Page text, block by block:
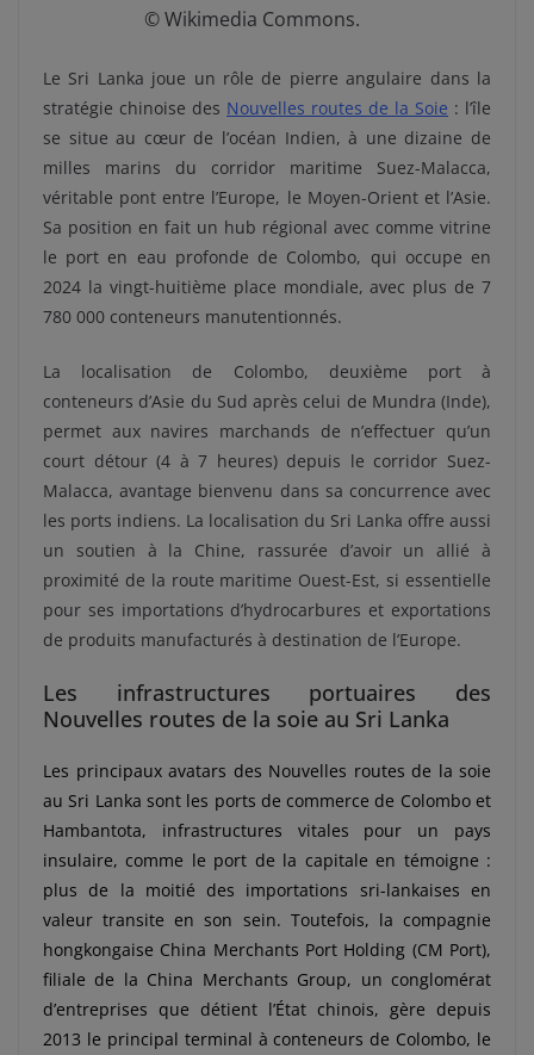
© Wikimedia Commons.
Le Sri Lanka joue un rôle de pierre angulaire dans la
stratégie chinoise des Nouvelles routes de la Soie : l’île
se situe au cœur de l’océan Indien, à une dizaine de
milles marins du corridor maritime Suez-Malacca,
véritable pont entre l’Europe, le Moyen-Orient et l’Asie.
Sa position en fait un hub régional avec comme vitrine
le port en eau profonde de Colombo, qui occupe en
2024 la vingt-huitième place mondiale, avec plus de 7
780 000 conteneurs manutentionnés.
La localisation de Colombo, deuxième port à
conteneurs d’Asie du Sud après celui de Mundra (Inde),
permet aux navires marchands de n’effectuer qu’un
court détour (4 à 7 heures) depuis le corridor Suez-
Malacca, avantage bienvenu dans sa concurrence avec
les ports indiens. La localisation du Sri Lanka offre aussi
un soutien à la Chine, rassurée d’avoir un allié à
proximité de la route maritime Ouest-Est, si essentielle
pour ses importations d’hydrocarbures et exportations
de produits manufacturés à destination de l’Europe.
Les infrastructures portuaires des
Nouvelles routes de la soie au Sri Lanka
Les principaux avatars des Nouvelles routes de la soie
au Sri Lanka sont les ports de commerce de Colombo et
Hambantota, infrastructures vitales pour un pays
insulaire, comme le port de la capitale en témoigne :
plus de la moitié des importations sri-lankaises en
valeur transite en son sein. Toutefois, la compagnie
hongkongaise China Merchants Port Holding (CM Port),
filiale de la China Merchants Group, un conglomérat
d’entreprises que détient l’État chinois, gère depuis
2013 le principal terminal à conteneurs de Colombo, le